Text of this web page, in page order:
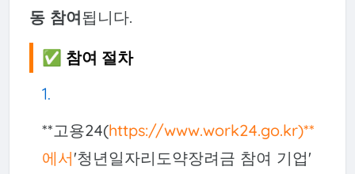
동 참여됩니다.
✅ 참여 절차
**고용24(https://www.work24.go.kr)**
에서'청년일자리도약장려금 참여 기업'